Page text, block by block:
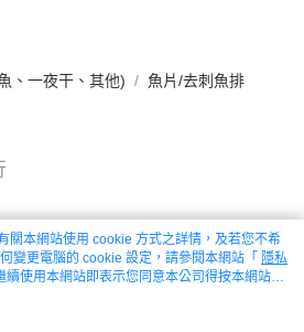
、一夜干、其他) 魚片/去刺魚排
關本網站使用 cookie 方式之詳情，及若您不希
變更電腦的 cookie 設定，請參閱本網站「 隱私
續使用本網站即表示您同意本公司得按本網站使
。